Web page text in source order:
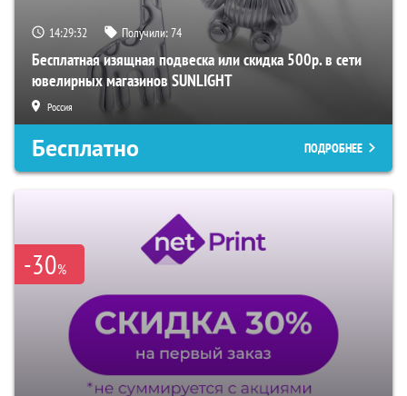
14:29:31 Получили:74
Бесплатная изящная подвеска или скидка 500р. в сети
ювелирных магазинов SUNLIGHT
Россия
Бесплатно ПОДРОБНЕЕ
-30%